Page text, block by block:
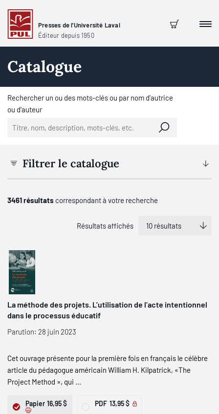
Presses de l'Université Laval
Éditeur depuis 1950
Panier
Catalogue
Rechercher un ou des mots-clés ou par nom d'autrice
ou d'auteur
Filtrer le catalogue
3461 résultats correspondant à votre recherche
Résultats affichés
La méthode des projets. L’utilisation de l’acte intentionnel
dans le processus éducatif
Parution: 28 juin 2023
Cet ouvrage présente pour la première fois en français le célèbre
article du pédagogue américain William H. Kilpatrick, «The
Project Method », qui ...
Papier 16,95 $ PDF 13,95 $